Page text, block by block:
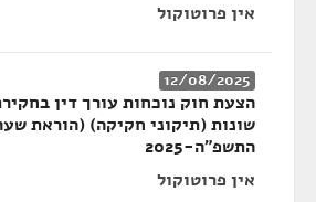
אין פרוטוקול
12/08/2025
הצעת חוק נוכחות עורך דין
שונות (תיקוני חקיקה) (הוראת
התשפ"ה-2025
אין פרוטוקול